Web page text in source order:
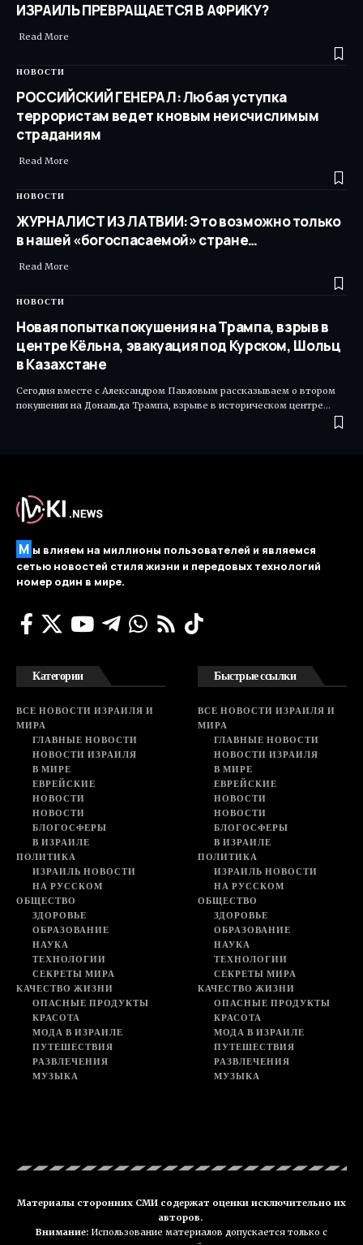
ИЗРАИЛЬ ПРЕВРАЩАЕТСЯ В АФРИКУ?
Read More ​
НОВОСТИ
РОССИЙСКИЙ ГЕНЕРАЛ: Любая уступка
террористам ведет к новым неисчислимым
страданиям
Read More ​
НОВОСТИ
ЖУРНАЛИСТ ИЗ ЛАТВИИ: Это возможно только
в нашей «богоспасаемой» стране…
Read More ​
НОВОСТИ
Новая попытка покушения на Трампа, взрыв в
центре Кёльна, эвакуация под Курском, Шольц
в Казахстане
Сегодня вместе с Александром Павловым рассказываем о втором
покушении на Дональда Трампа, взрыве в историческом центре…
М ы влияем на миллионы пользователей и являемся
сетью новостей стиля жизни и передовых технологий
номер один в мире.
Категории
ВСЕ НОВОСТИ ИЗРАИЛЯ И
МИРА
ГЛАВНЫЕ НОВОСТИ
НОВОСТИ ИЗРАИЛЯ
В МИРЕ
ЕВРЕЙСКИЕ
НОВОСТИ
НОВОСТИ
БЛОГОСФЕРЫ
В ИЗРАИЛЕ
ПОЛИТИКА
ИЗРАИЛЬ НОВОСТИ
НА РУССКОМ
ОБЩЕСТВО
ЗДОРОВЬЕ
ОБРАЗОВАНИЕ
НАУКА
ТЕХНОЛОГИИ
СЕКРЕТЫ МИРА
КАЧЕСТВО ЖИЗНИ
ОПАСНЫЕ ПРОДУКТЫ
КРАСОТА
МОДА В ИЗРАИЛЕ
ПУТЕШЕСТВИЯ
РАЗВЛЕЧЕНИЯ
МУЗЫКА
Быстрые ссылки
ВСЕ НОВОСТИ ИЗРАИЛЯ И
МИРА
ГЛАВНЫЕ НОВОСТИ
НОВОСТИ ИЗРАИЛЯ
В МИРЕ
ЕВРЕЙСКИЕ
НОВОСТИ
НОВОСТИ
БЛОГОСФЕРЫ
В ИЗРАИЛЕ
ПОЛИТИКА
ИЗРАИЛЬ НОВОСТИ
НА РУССКОМ
ОБЩЕСТВО
ЗДОРОВЬЕ
ОБРАЗОВАНИЕ
НАУКА
ТЕХНОЛОГИИ
СЕКРЕТЫ МИРА
КАЧЕСТВО ЖИЗНИ
ОПАСНЫЕ ПРОДУКТЫ
КРАСОТА
МОДА В ИЗРАИЛЕ
ПУТЕШЕСТВИЯ
РАЗВЛЕЧЕНИЯ
МУЗЫКА
Материалы сторонних СМИ содержат оценки исключительно их
авторов.
Внимание: Использование материалов допускается только с